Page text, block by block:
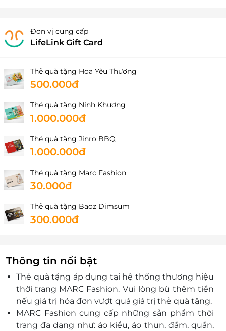
Khu phố Bình Giao, Thành Phố Thuận An, Bình
Dương
Số 65 Thái Nguyên, Phường Phước Tân, TP Nha
Trang
Đơn vị cung cấp
LifeLink Gift Card
Thẻ quà tặng Hoa Yêu Thương
500.000đ
Thẻ quà tặng Ninh Khương
1.000.000đ
Thẻ quà tặng Jinro BBQ
1.000.000đ
Thẻ quà tặng Marc Fashion
30.000đ
Thẻ quà tặng Baoz Dimsum
300.000đ
Thông tin nổi bật
Thẻ quà tặng áp dụng tại hệ thống thương hiệu
thời trang MARC Fashion. Vui lòng bù thêm tiền
nếu giá trị hóa đơn vượt quá giá trị thẻ quà tặng.
MARC Fashion cung cấp những sản phẩm thời
trang đa dạng như: áo kiểu, áo thun, đầm, quần,